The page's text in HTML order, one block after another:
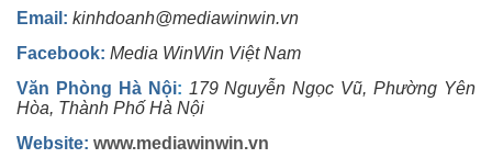
Email: kinhdoanh@mediawinwin.vn
Facebook: Media WinWin Việt Nam
Văn Phòng Hà Nội: 179 Nguyễn Ngọc Vũ, Phường Yên
Hòa, Thành Phố Hà Nội
Website: www.mediawinwin.vn